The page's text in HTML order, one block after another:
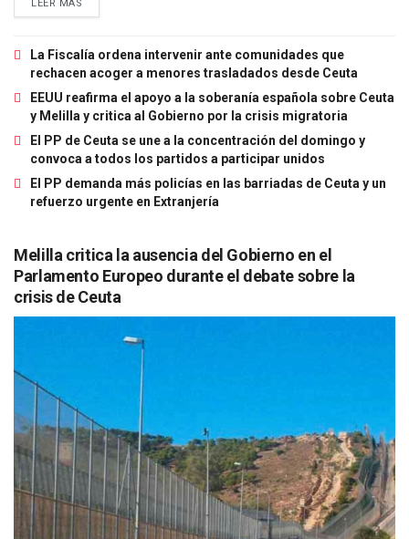
LEER MÁS
La Fiscalía ordena intervenir ante comunidades que
rechacen acoger a menores trasladados desde Ceuta
EEUU reafirma el apoyo a la soberanía española sobre Ceuta
y Melilla y critica al Gobierno por la crisis migratoria
El PP de Ceuta se une a la concentración del domingo y
convoca a todos los partidos a participar unidos
El PP demanda más policías en las barriadas de Ceuta y un
refuerzo urgente en Extranjería
Melilla critica la ausencia del Gobierno en el
Parlamento Europeo durante el debate sobre la
crisis de Ceuta